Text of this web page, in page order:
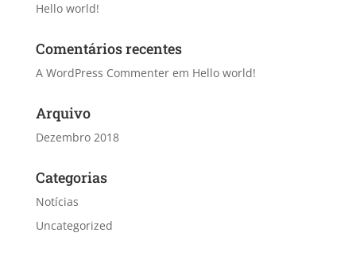
Hello world!
Comentários recentes
A WordPress Commenterem Hello world!
Arquivo
Dezembro 2018
Categorias
Notícias
Uncategorized